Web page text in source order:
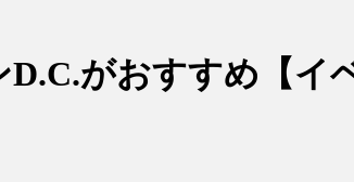
がおすすめ【イ